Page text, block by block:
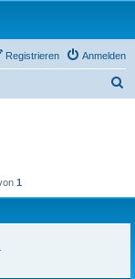
Anmelden
Registrieren
1